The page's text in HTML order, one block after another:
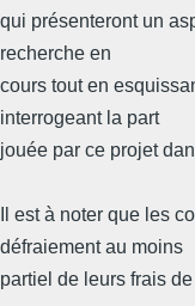
qui présenteront un
recherche en
cours tout en
interrogeant la part
jouée par ce projet
Il est à noter que les
défraiement au moins
partiel de leurs frais